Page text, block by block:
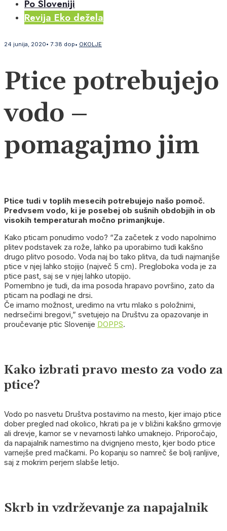
Po Sloveniji
Revija Eko dežela
24 junija, 2020• 7:38 dop• OKOLJE
Ptice potrebujejo
vodo –
pomagajmo jim
Ptice tudi v toplih mesecih potrebujejo našo pomoč.
Predvsem vodo, ki je posebej ob sušnih obdobjih in ob
visokih temperaturah močno primanjkuje.
Kako pticam ponudimo vodo? “Za začetek z vodo napolnimo
plitev podstavek za rože, lahko pa uporabimo tudi kakšno
drugo plitvo posodo. Voda naj bo tako plitva, da tudi najmanjše
ptice v njej lahko stojijo (največ 5 cm). Pregloboka voda je za
ptice past, saj se v njej lahko utopijo.
Pomembno je tudi, da ima posoda hrapavo površino, zato da
pticam na podlagi ne drsi.
Če imamo možnost, uredimo na vrtu mlako s položnimi,
nedrsečimi bregovi,” svetujejo na Društvu za opazovanje in
proučevanje ptic Slovenije DOPPS.
Kako izbrati pravo mesto za vodo za
ptice?
Vodo po nasvetu Društva postavimo na mesto, kjer imajo ptice
dober pregled nad okolico, hkrati pa je v bližini kakšno grmovje
ali drevje, kamor se v nevarnosti lahko umaknejo. Priporočajo,
da napajalnik namestimo na dvignjeno mesto, kjer bodo ptice
varnejše pred mačkami. Po kopanju so namreč še bolj ranljive,
saj z mokrim perjem slabše letijo.
Skrb in vzdrževanje za napajalnik